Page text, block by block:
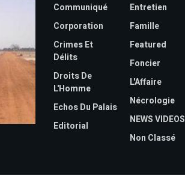
Communiqué
Corporation
Crimes Et
Délits
Droits De
L'Homme
Echos Du Palais
Editorial
Entretien
Famille
Featured
Foncier
L'Affaire
Nécrologie
NEWS VIDEOS
Non Classé